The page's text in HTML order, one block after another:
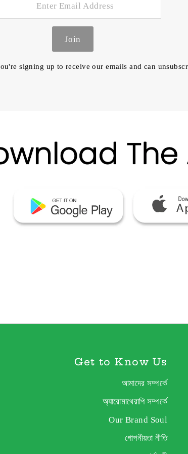
Join
signing up to receive our emails and can
Get to Know Us
আমাদের সম্পর্কে
অ্যারোমাথেরাপি সম্পর্কে
Our Brand Soul
গোপনীয়তা নীতি